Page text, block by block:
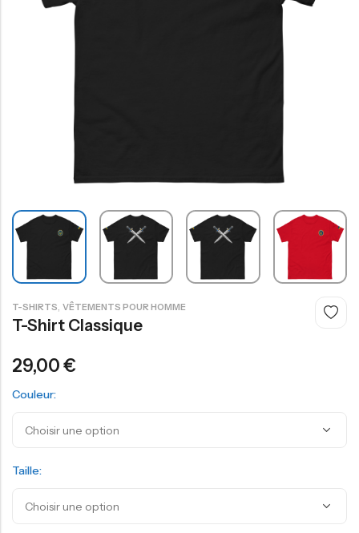
T-SHIRTS, VÊTEMENTS POUR HOMME
T-Shirt Classique
29,00€
Couleur:
Taille: